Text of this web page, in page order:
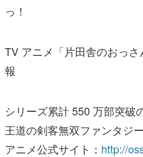
っ！
TV アニメ「片田舎のおっ
報
シリーズ累計 550 万部突破
王道の剣客無双ファンタジ
アニメ公式サイト： http://